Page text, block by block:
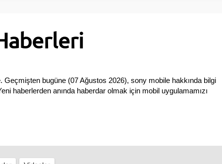
Fiyatları Vizyondaki Filmler
Geçmişten bugüne (07 Ağustos 2026), sony mobile hakkında bilgi
haberlerden anında haberdar olmak için mobil uygulamamızı